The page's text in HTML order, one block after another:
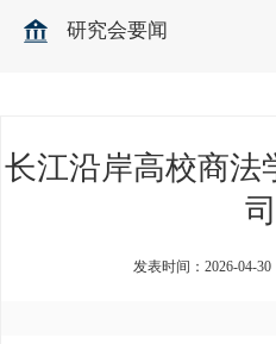
研究会要闻
长江沿岸高校商法
发表时间：2026-04-30